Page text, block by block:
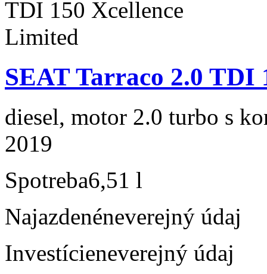
SEAT Tarraco 2.0 TDI
diesel, motor 2.0 turbo s
2019
Spotreba6,51 l
Najazdenéneverejný údaj
Investícieneverejný údaj